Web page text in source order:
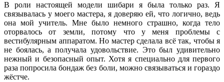
В роли настоящей модели шибари я была только раз. Я
связывалась у моего мастера, я доверяю ей, что логично, ведь
она мой учитель. Мне было немного страшно, когда тело
оторвалось от земли, потому что у меня проблемы с
вестибулярным аппаратом. Но мастер сделала всё так, чтобы я
не боялась, а получала удовольствие. Это был удивительно
нежный и безопасный опыт. Хотя я специально для первого
раза попросила бондаж без боли, можно связываться и гораздо
жёстче.